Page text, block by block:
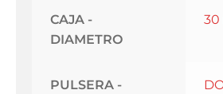
CAJA -
DIAMETRO
30
PULSERA -